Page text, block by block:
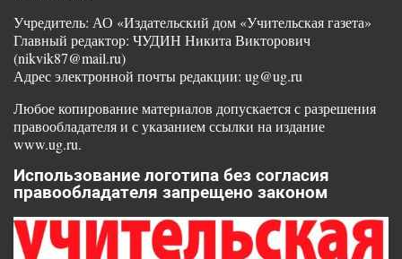
Учредитель: АО «Издательский дом «Учительская газета»
Главный редактор: ЧУДИН Никита Викторович
(nikvik87@mail.ru)
Адрес электронной почты редакции: ug@ug.ru
Любое копирование материалов допускается с разрешения
правообладателя и с указанием ссылки на издание
www.ug.ru.
Использование логотипа без согласия
правообладателя запрещено законом